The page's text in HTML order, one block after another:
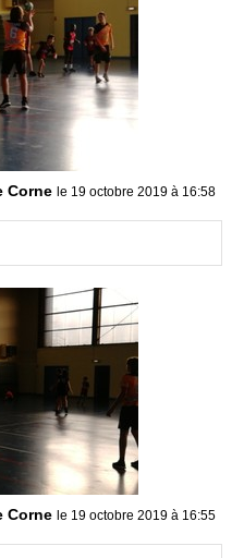
Corne le 19 octobre 2019 à 16:58
Corne le 19 octobre 2019 à 16:55